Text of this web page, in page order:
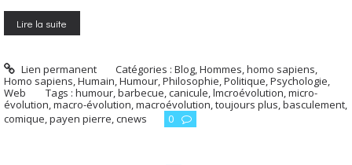
Lire la suite
Lien permanent Catégories :Blog ,Hommes, homo sapiens
Homo sapiens Humain Humour Philosophie Politique Psychologie
Web
Tags : humour, barbecue canicule lmcroévolution micro-
évolution macro-évolution macroévolution toujours plus basculement
comique payen pierre cnews 0